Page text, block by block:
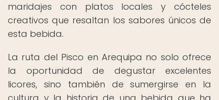
maridajes con platos locales y cócteles
creativos que resaltan los sabores únicos de
esta bebida.
La ruta del Pisco en Arequipa no solo ofrece
la oportunidad de degustar excelentes
licores, sino también de sumergirse en la